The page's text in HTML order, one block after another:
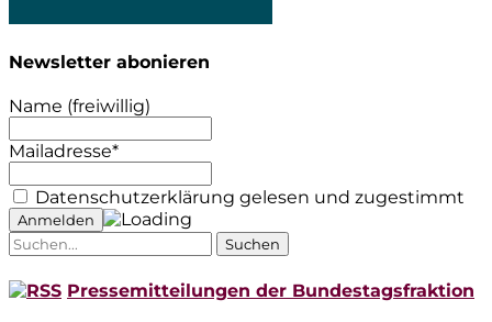
Newsletter abonieren
Name (freiwillig)
Mailadresse*
Datenschutzerklärung gelesen und zugestimmt
Suche
nach:
Pressemitteilungen der Bundestagsfraktion